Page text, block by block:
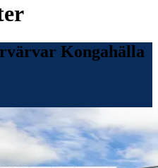
Kongahälla